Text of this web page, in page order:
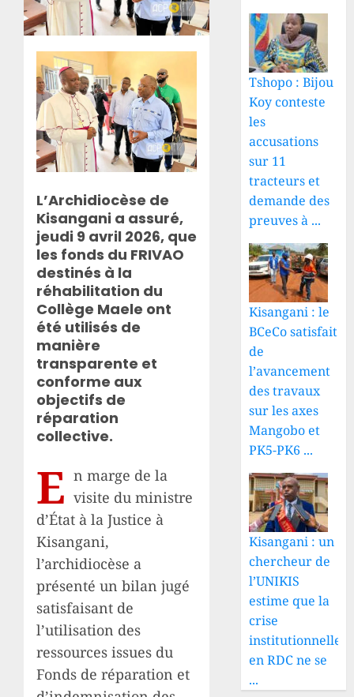
L’Archidiocèse de
Kisangani a assuré,
jeudi 9 avril 2026, que
les fonds du FRIVAO
destinés à la
réhabilitation du
Collège Maele ont
été utilisés de
manière
transparente et
conforme aux
objectifs de
réparation
collective.
E n marge de la
visite du ministre
d’État à la Justice à
Kisangani,
l’archidiocèse a
présenté un bilan jugé
satisfaisant de
l’utilisation des
ressources issues du
Fonds de réparation et
Tshopo : Bijou
Koy conteste
les
accusations
sur 11
tracteurs et
demande des
preuves à ...
Kisangani : le
BCeCo satisfait
de
l’avancement
des travaux
sur les axes
Mangobo et
PK5-PK6 ...
Kisangani : un
chercheur de
l’UNIKIS
estime que la
crise
institutionnelle
en RDC ne se
...